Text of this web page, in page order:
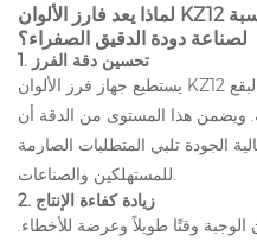
لماذا يعد فارز الألوان KZ12 بمثابة تغيير في قواعد اللعبة بالنسبة
لصناعة دودة الدقيق الصفراء؟
1. تحسين دقة الفرز
يستطيع جهاز فرز الألوان KZ12 اكتشاف حتى أدنى تغير في اللون أو البقع
ويضمن هذا المستوى من الدقة أن
الجودة تلبي المتطلبات الصارمة
للمستهلكين والصناعات.
2. زيادة كفاءة الإنتاج
وقتًا طويلاً وعرضة للأخطاء.